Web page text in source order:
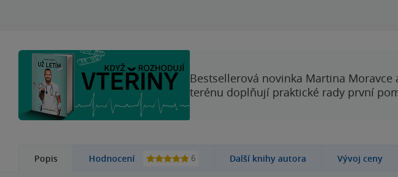
Bestsellerová novinka Martina Moravce
terénu doplňují praktické rady první
Popis Hodnocení 6 Další knihy autora Vývoj ceny